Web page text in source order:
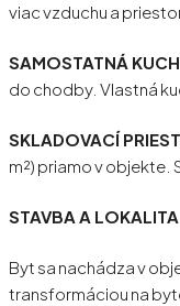
viac vzduchu a
SAMOSTATNÁ
do chodby. Vlastná
SKLADOVACÍ
m²) priamo v objekte.
STAVBA A
Byt sa nachádza v
transformáciou na